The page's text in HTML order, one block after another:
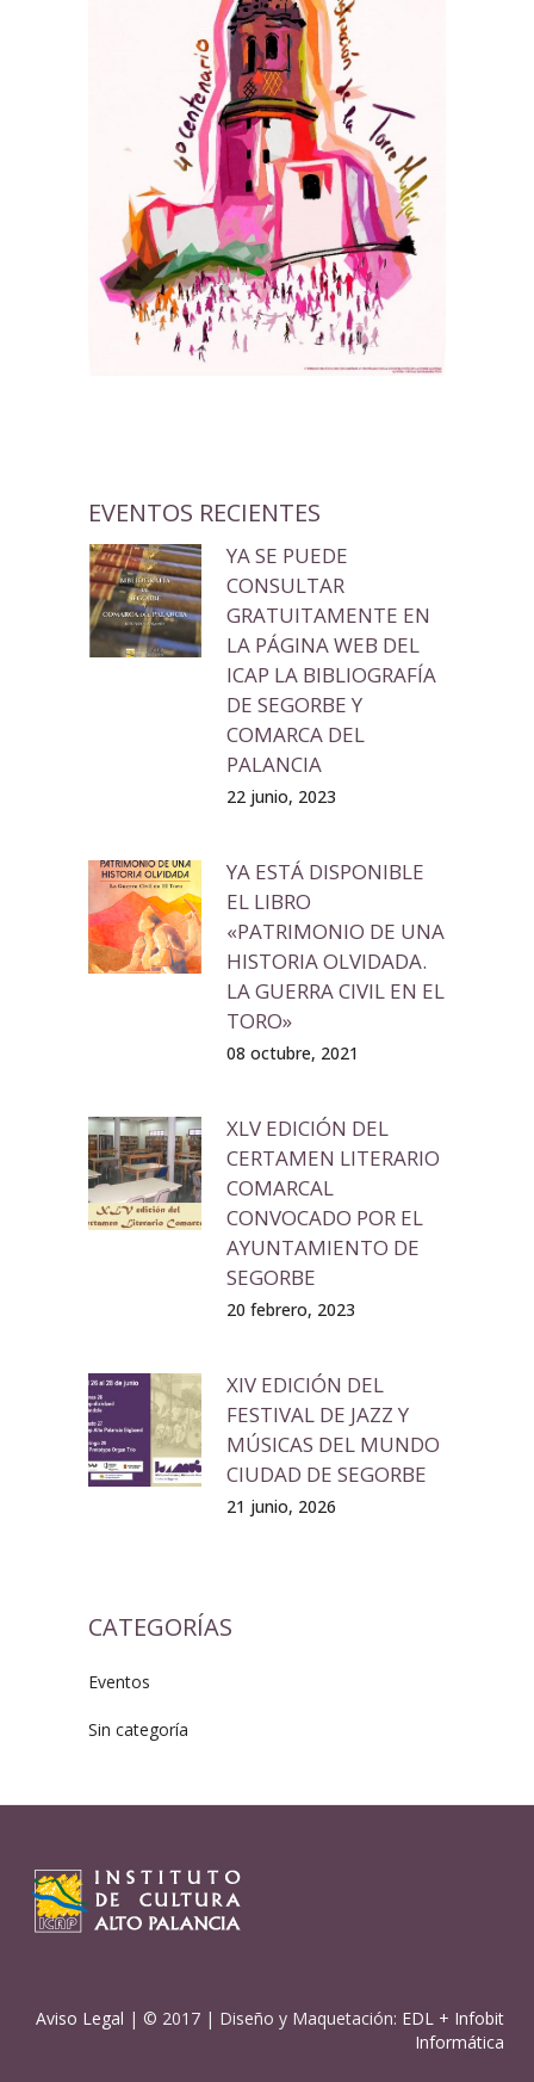
EVENTOS RECIENTES
YA SE PUEDE
CONSULTAR
GRATUITAMENTE EN
LA PÁGINA WEB DEL
ICAP LA BIBLIOGRAFÍA
DE SEGORBE Y
COMARCA DEL
PALANCIA
22 junio, 2023
YA ESTÁ DISPONIBLE
EL LIBRO
«PATRIMONIO DE UNA
HISTORIA OLVIDADA.
LA GUERRA CIVIL EN EL
TORO»
08 octubre, 2021
XLV EDICIÓN DEL
CERTAMEN LITERARIO
COMARCAL
CONVOCADO POR EL
AYUNTAMIENTO DE
SEGORBE
20 febrero, 2023
XIV EDICIÓN DEL
FESTIVAL DE JAZZ Y
MÚSICAS DEL MUNDO
CIUDAD DE SEGORBE
21 junio, 2026
CATEGORÍAS
Eventos
Sin categoría
Aviso Legal | © 2017 | Diseño y Maquetación: EDL + Infobit
Informática